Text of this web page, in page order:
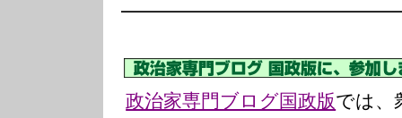
政治家専門ブログ国政版では、